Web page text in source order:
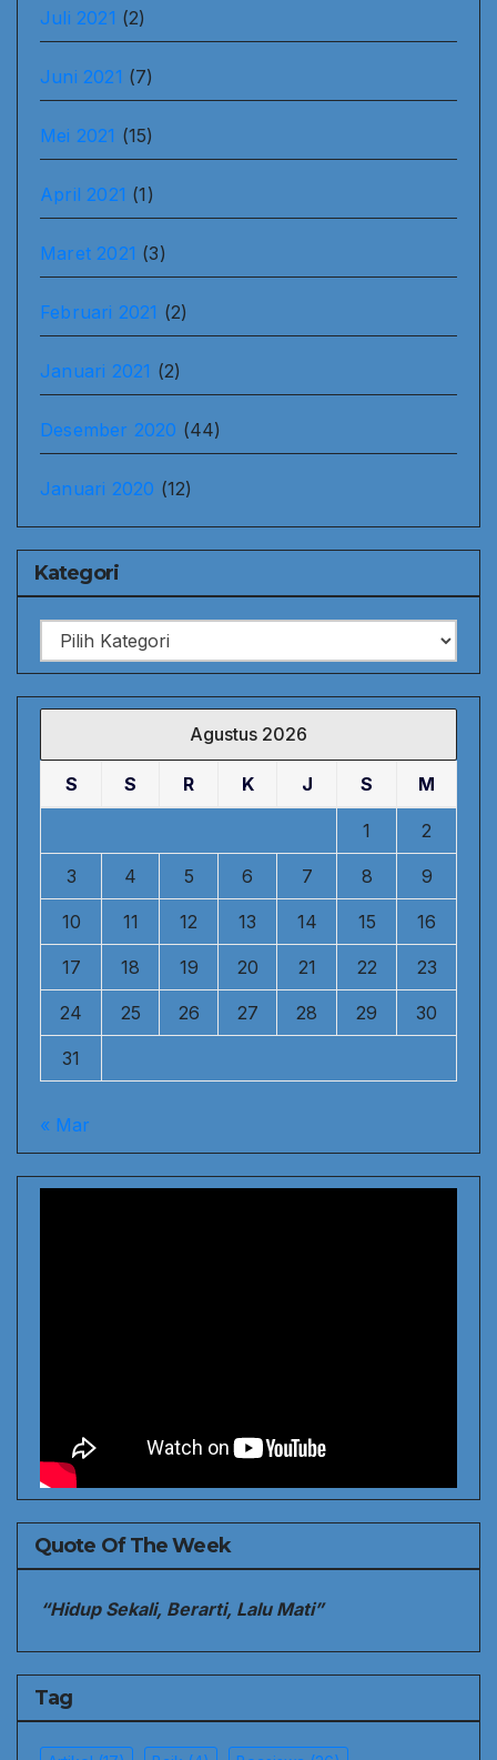
Juli 2021 (2)
Juni 2021 (7)
Mei 2021 (15)
April 2021 (1)
Maret 2021 (3)
Februari 2021 (2)
Januari 2021 (2)
Desember 2020 (44)
Januari 2020 (12)
Kategori
Kategori
Agustus 2026
S S R K J S M
1 2
3 4 5 6 7 8 9
10 11 12 13 14 15 16
17 18 19 20 21 22 23
24 25 26 27 28 29 30
31
« Mar
Quote Of The Week
“Hidup Sekali, Berarti, Lalu Mati”
Tag